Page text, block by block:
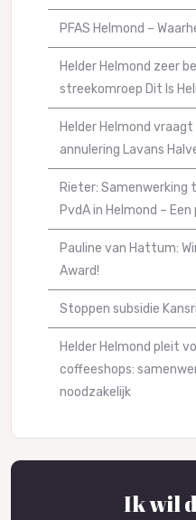
PFAS Helmond –
Helder Helmond zeer
streekomroep Dit Is
Helder Helmond
annulering Lavans
Rieter: Samenwerking
PvdA in Helmond –
Pauline van Hattum:
Award!
Stoppen subsidie
Helder Helmond pleit
coffeeshops:
noodzakelijk
Ik wil